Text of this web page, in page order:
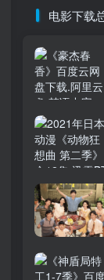
电影下载